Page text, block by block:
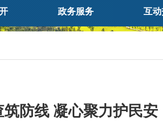
政务服务 互
防线 凝心聚力护民安